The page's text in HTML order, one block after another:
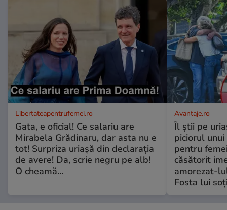
Libertateapentrufemei.ro
Gata, e oficial! Ce salariu are
Mirabela Grădinaru, dar asta nu e
tot! Surpriza uriașă din declarația
de avere! Da, scrie negru pe alb!
O cheamă…
Avantaje.ro
Îl știi pe
piciorul
pentru
căsătorit
amorezat-
Fosta lui